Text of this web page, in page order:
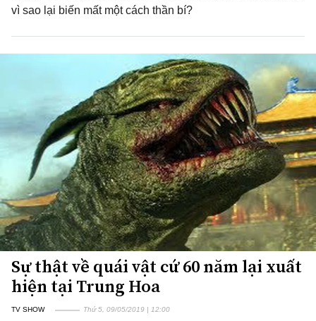
vì sao lại biến mất một cách thần bí?
Sự thật về quái vật cứ 60 năm lại xuất
hiện tại Trung Hoa
TV SHOW Thứ 5, 09/05/2019 | 12:00